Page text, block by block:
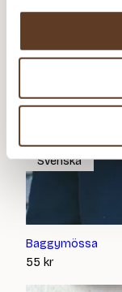
Baggymössa
55 kr
Svenska